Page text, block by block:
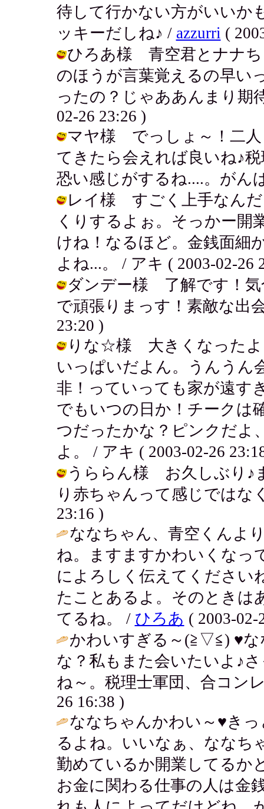
待して行かない方がいいか
ッキーだしね♪ / azzurri (
ひろあ様 青空君とナナち
のほうが言葉覚えるの早い
ったの？じゃああんまり期
02-26 23:26 )
マヤ様 でっしょ～！二人
てきたら会えれば良いね♪
恐い感じがするね....。がん
レイ様 すごく上手なんだ
くりするよぉ。そっかー開
けね！なるほど。金銭面細
よね...。 / アキ ( 2003-02-26
ダンデー様 了解です！気
で頑張りまっす！素敵な出
23:20 )
りな☆様 大きくなったよ
いっぱいだよん。うんうん
非！っていっても家が遠す
でもいつの日か！チークは
つだったかな？ピンクだよ
よ。 / アキ ( 2003-02-26
うららん様 お久しぶり♪
り赤ちゃんって感じではな
23:16 )
ななちゃん、青空くんよ
ね。ますますかわいくなっ
によろしく伝えてください
たことあるよ。そのときは
てるね。 / ひろあ ( 2003-02-
かわいすぎる～(≧▽≦) ♥な
な？私もまた会いたいよ♪
ね～。税理士軍団、合コ
26 16:38 )
ななちゃんかわい～♥き
るよね。いいなぁ、ななち
勤めているか開業してるか
お金に関わる仕事の人は金